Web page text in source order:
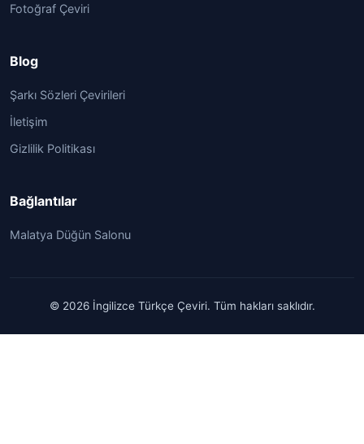
Fotoğraf Çeviri
Blog
Şarkı Sözleri Çevirileri
İletişim
Gizlilik Politikası
Bağlantılar
Malatya Düğün Salonu
© 2026 İngilizce Türkçe Çeviri. Tüm hakları saklıdır.